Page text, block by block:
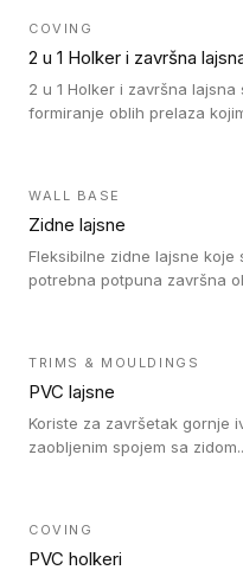
(kompaktni i akustički), kao i
COVING
2 u 1 Holker i završna
2 u 1 Holker i završna
formiranje oblih prelaza
WALL BASE
Zidne lajsne
Fleksibilne zidne lajsne koje
potrebna potpuna završna
TRIMS & MOULDINGS
PVC lajsne
Koriste za završetak gornje
zaobljenim spojem sa
rešenje).
COVING
PVC holkeri